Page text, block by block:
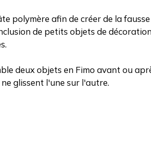
polymère afin de créer de la
de petits objets de
deux objets en Fimo avant ou
glissent l'une sur l'autre.